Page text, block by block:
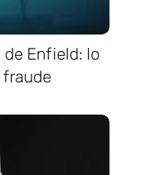
Enfield: lo
fraude